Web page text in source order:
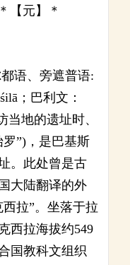
【元】＊
语、旁遮普语:
当地的遗址时、
”)，是巴基斯
。此处曾是古
大陆翻译的外
拉”。坐落于拉
西拉海拔约549
国教科文组织